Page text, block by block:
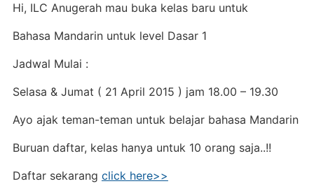
Hi, ILC Anugerah mau buka kelas baru untuk
Bahasa Mandarin untuk level Dasar 1
Jadwal Mulai :
Selasa & Jumat ( 21 April 2015 ) jam 18.00 – 19.30
Ayo ajak teman-teman untuk belajar bahasa Mandarin
Buruan daftar, kelas hanya untuk 10 orang saja..!!
Daftar sekarang click here>>